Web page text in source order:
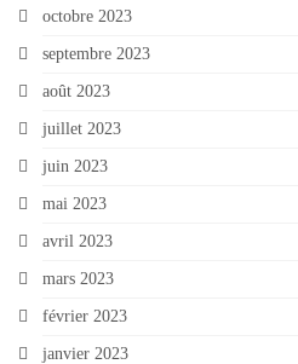
octobre 2023
septembre 2023
août 2023
juillet 2023
juin 2023
mai 2023
avril 2023
mars 2023
février 2023
janvier 2023